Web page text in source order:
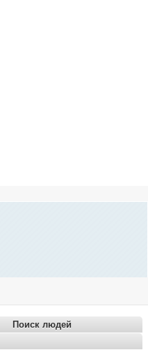
Поиск людей